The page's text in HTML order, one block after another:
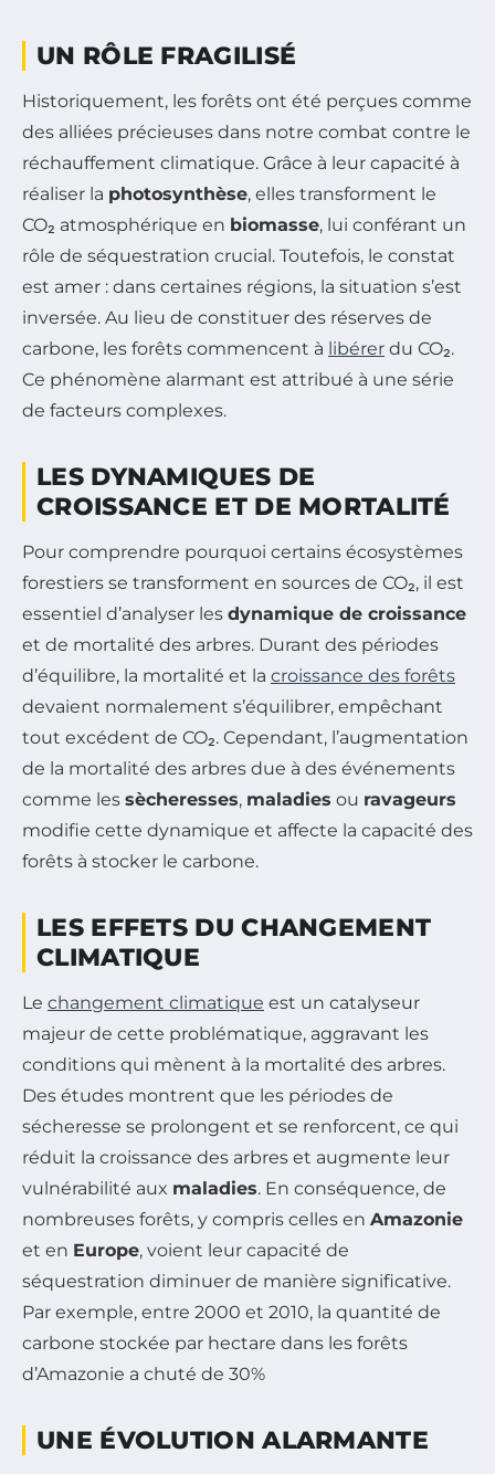
UN RÔLE FRAGILISÉ
Historiquement, les forêts ont été perçues comme
des alliées précieuses dans notre combat contre le
réchauffement climatique. Grâce à leur capacité à
réaliser la photosynthèse, elles transforment le
CO₂ atmosphérique en biomasse, lui conférant un
rôle de séquestration crucial. Toutefois, le constat
est amer : dans certaines régions, la situation s’est
inversée. Au lieu de constituer des réserves de
carbone, les forêts commencent à libérer du CO₂.
Ce phénomène alarmant est attribué à une série
de facteurs complexes.
LES DYNAMIQUES DE
CROISSANCE ET DE MORTALITÉ
Pour comprendre pourquoi certains écosystèmes
forestiers se transforment en sources de CO₂, il est
essentiel d’analyser les dynamique de croissance
et de mortalité des arbres. Durant des périodes
d’équilibre, la mortalité et la croissance des forêts
devaient normalement s’équilibrer, empêchant
tout excédent de CO₂. Cependant, l’augmentation
de la mortalité des arbres due à des événements
comme les sècheresses, maladies ou ravageurs
modifie cette dynamique et affecte la capacité des
forêts à stocker le carbone.
LES EFFETS DU CHANGEMENT
CLIMATIQUE
Le changement climatique est un catalyseur
majeur de cette problématique, aggravant les
conditions qui mènent à la mortalité des arbres.
Des études montrent que les périodes de
sécheresse se prolongent et se renforcent, ce qui
réduit la croissance des arbres et augmente leur
vulnérabilité aux maladies. En conséquence, de
nombreuses forêts, y compris celles en Amazonie
et en Europe, voient leur capacité de
séquestration diminuer de manière significative.
Par exemple, entre 2000 et 2010, la quantité de
carbone stockée par hectare dans les forêts
d’Amazonie a chuté de 30%
UNE ÉVOLUTION ALARMANTE